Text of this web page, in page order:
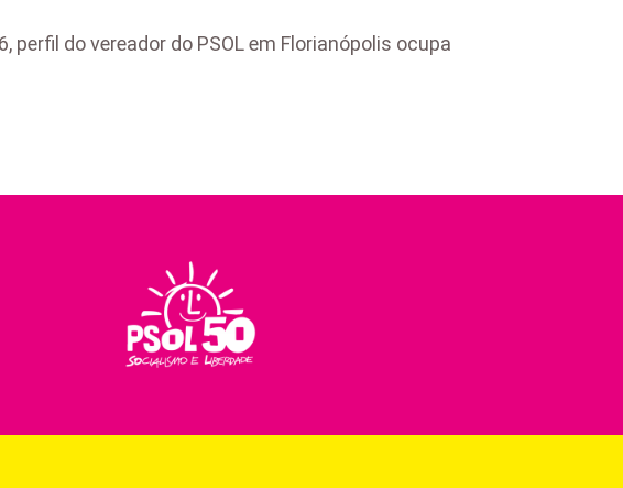
perfil do vereador do PSOL em Florianópolis ocupa